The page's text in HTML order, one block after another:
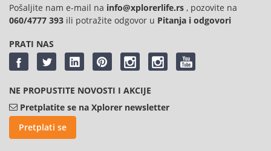
Pošaljite nam e-mail na info@xplorerlife.rs , pozovite na
060/4777 393 ili potražite odgovor u Pitanja i odgovori
PRATI NAS
NE PROPUSTITE NOVOSTI I AKCIJE
Pretplatite se na Xplorer newsletter
Pretplati se